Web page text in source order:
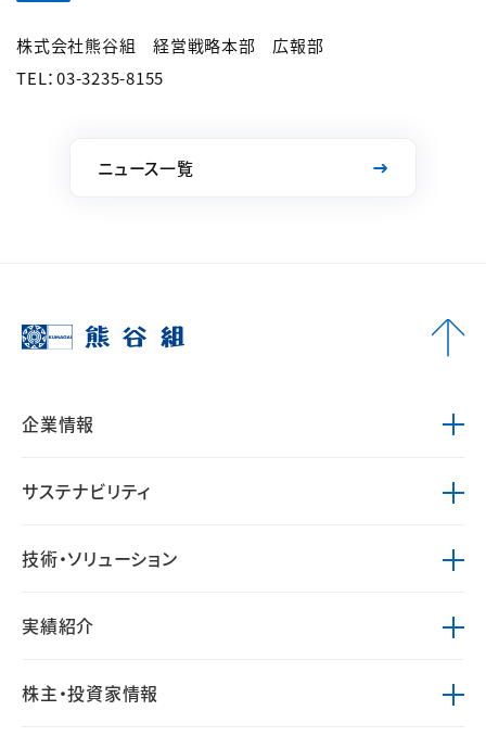
株式会社熊谷組 経営戦略本部 広報部
TEL：03-3235-8155
ニュース一覧
企業情報
サステナビリティ
技術・ソリューション
実績紹介
株主・投資家情報